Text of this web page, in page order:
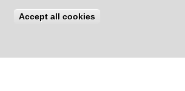
Accept all cookies